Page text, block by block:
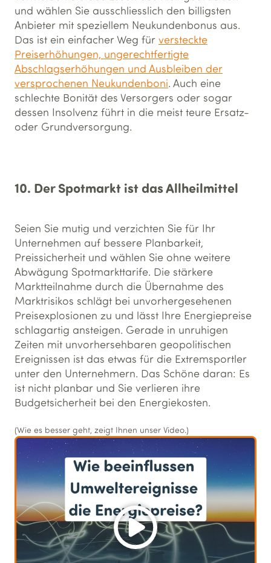
und wählen Sie ausschliesslich den billigsten
Anbieter mit speziellem Neukundenbonus aus.
Das ist ein einfacher Weg für versteckte
Preiserhöhungen, ungerechtfertigte
Abschlagserhöhungen und Ausbleiben der
versprochenen Neukundenboni. Auch eine
schlechte Bonität des Versorgers oder sogar
dessen Insolvenz führt in die meist teure Ersatz-
oder Grundversorgung.
10. Der Spotmarkt ist das Allheilmittel
Seien Sie mutig und verzichten Sie für Ihr
Unternehmen auf bessere Planbarkeit,
Preissicherheit und wählen Sie ohne weitere
Abwägung Spotmarkttarife. Die stärkere
Marktteilnahme durch die Übernahme des
Marktrisikos schlägt bei unvorhergesehenen
Preisexplosionen zu und lässt Ihre Energiepreise
schlagartig ansteigen. Gerade in unruhigen
Zeiten mit unvorhersehbaren geopolitischen
Ereignissen ist das etwas für die Extremsportler
unter den Unternehmern. Das Schöne daran: Es
ist nicht planbar und Sie verlieren ihre
Budgetsicherheit bei den Energiekosten.
(Wie es besser geht, zeigt Ihnen unser Video.)